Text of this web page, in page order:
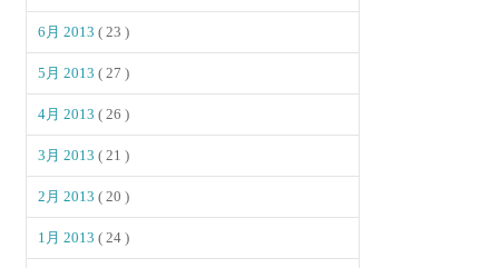
6月 2013( 23 )
5月 2013( 27 )
4月 2013( 26 )
3月 2013( 21 )
2月 2013( 20 )
1月 2013( 24 )